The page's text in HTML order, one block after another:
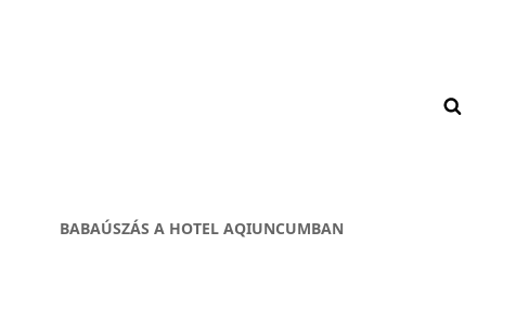
BABAÚSZÁS A HOTEL AQIUNCUMBAN